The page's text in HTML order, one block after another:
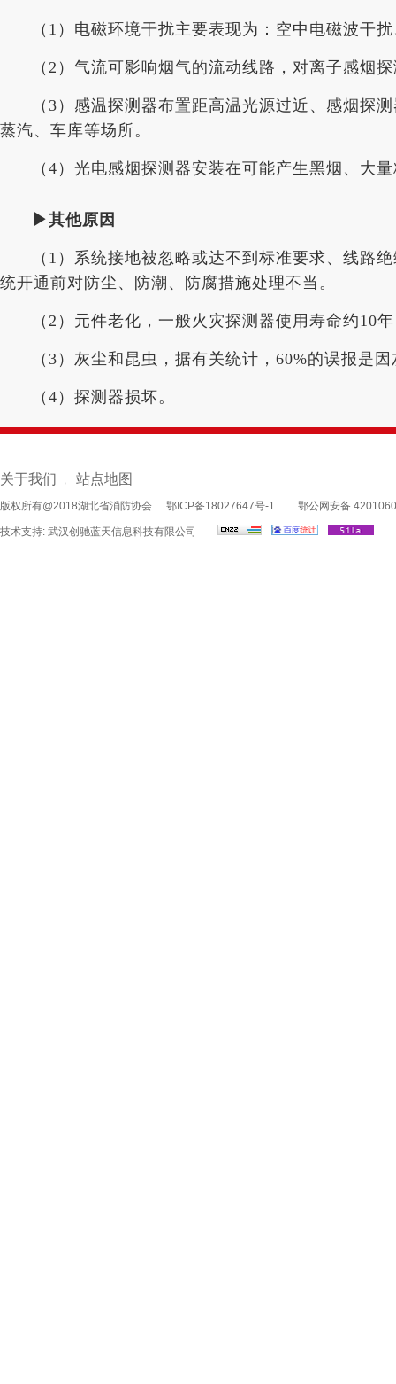
（1）电磁环境干扰主要表现为：空中电磁波干
（2）气流可影响烟气的流动线路，对离子感烟
（3）感温探测器布置距高温光源过近、感烟探
蒸汽、车库等场所。
（4）光电感烟探测器安装在可能产生黑烟、大
▶其他原因
（1）系统接地被忽略或达不到标准要求、线路
统开通前对防尘、防潮、防腐措施处理不当。
（2）元件老化，一般火灾探测器使用寿命约10
（3）灰尘和昆虫，据有关统计，60%的误报是
（4）探测器损坏。
关于我们 站点地图
版权所有@2018湖北省消防协会 鄂ICP备18027647号-1 鄂公网安备
技术支持: 武汉创驰蓝天信息科技有限公司